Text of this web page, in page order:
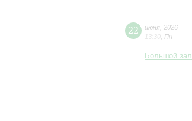
22 июня 2026
13:30 Пн
Большой зал